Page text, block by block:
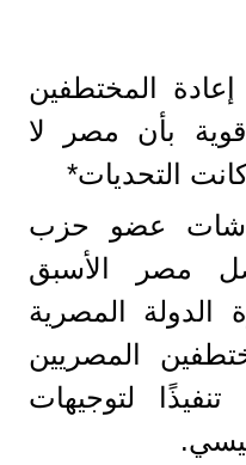
المختطفين
بأن مصر لا
التحديات*
باشات عضو حزب
مصر الأسبق
الدولة المصرية
المصريين
لتوجيهات